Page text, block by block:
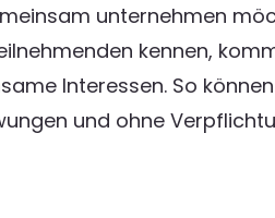
unternehmen
kennen,
Interessen. So
und ohne